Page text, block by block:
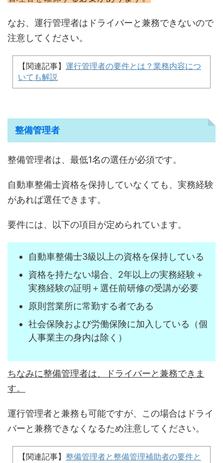
なお、運行管理者はドライバーと兼務できないので
注意してください。
【関連記事】 運行管理者の要件とは？業務内容につ
いても解説
整備管理者
整備管理者は、最低1名の選任が必須です。
自動車整備士資格を保持していなくても、実務経験
があれば選任できます。
要件には、以下の項目が定められています。
自動車整備士3級以上の資格を保持している
資格を持たない場合、2年以上の実務経験＋
実務経験の証明＋選任前研修の受講が必要
原則営業所に常勤する者である
社会保険および労働保険に加入している（個
人事業主の身内は除く）
ちなみに整備管理者は、ドライバーと兼務できま
す。
運行管理者と兼務も可能ですが、この場合はドライ
バーと兼務できなくなるため注意してください。
【関連記事】 整備管理者と整備管理補助者の要件と